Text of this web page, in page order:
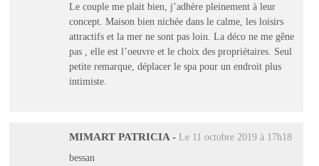
Le couple me plait bien, j’adhère pleinement à leur
concept. Maison bien nichée dans le calme, les loisirs
attractifs et la mer ne sont pas loin. La déco ne me gêne
pas , elle est l’oeuvre et le choix des propriétaires. Seul
petite remarque, déplacer le spa pour un endroit plus
intimiste.
MIMART PATRICIA - Le 11 octobre 2019 à 17h18
bessan